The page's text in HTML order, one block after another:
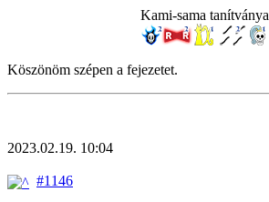
Kami-sama tanítványa
Köszönöm szépen a fejezetet.
2023.02.19. 10:04
#1146